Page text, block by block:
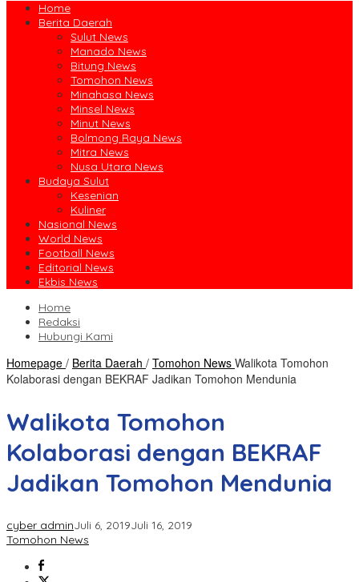
Home
Berita Daerah
Sulut News
Manado News
Bitung News
Tomohon News
Minahasa News
Minsel News
Minut News
Bolmong Raya News
Mitra News
Nusa Utara News
Budaya Sulut
Kesenian
Kuliner
Nasional News
World News
Football News
Editorial News
Ekbis News
Home
Redaksi
Hubungi Kami
Homepage / Berita Daerah / Tomohon News Walikota Tomohon
Kolaborasi dengan BEKRAF Jadikan Tomohon Mendunia
Walikota Tomohon
Kolaborasi dengan BEKRAF
Jadikan Tomohon Mendunia
cyber adminJuli 6, 2019Juli 16, 2019
Tomohon News